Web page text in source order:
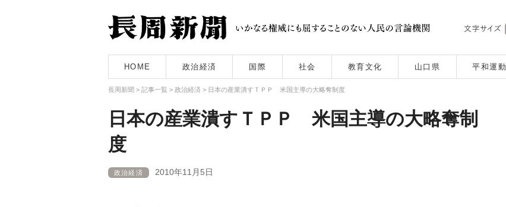
HOME 政治経済 国際 社会 教育文化 山口県 平和運動
長周新聞 > 記事一覧 > 政治経済 > 日本の産業潰すＴＰＰ 米国主導の大略奪制度
日本の産業潰すＴＰＰ 米国主導の大略奪制
度
政治経済 2010年11月5日